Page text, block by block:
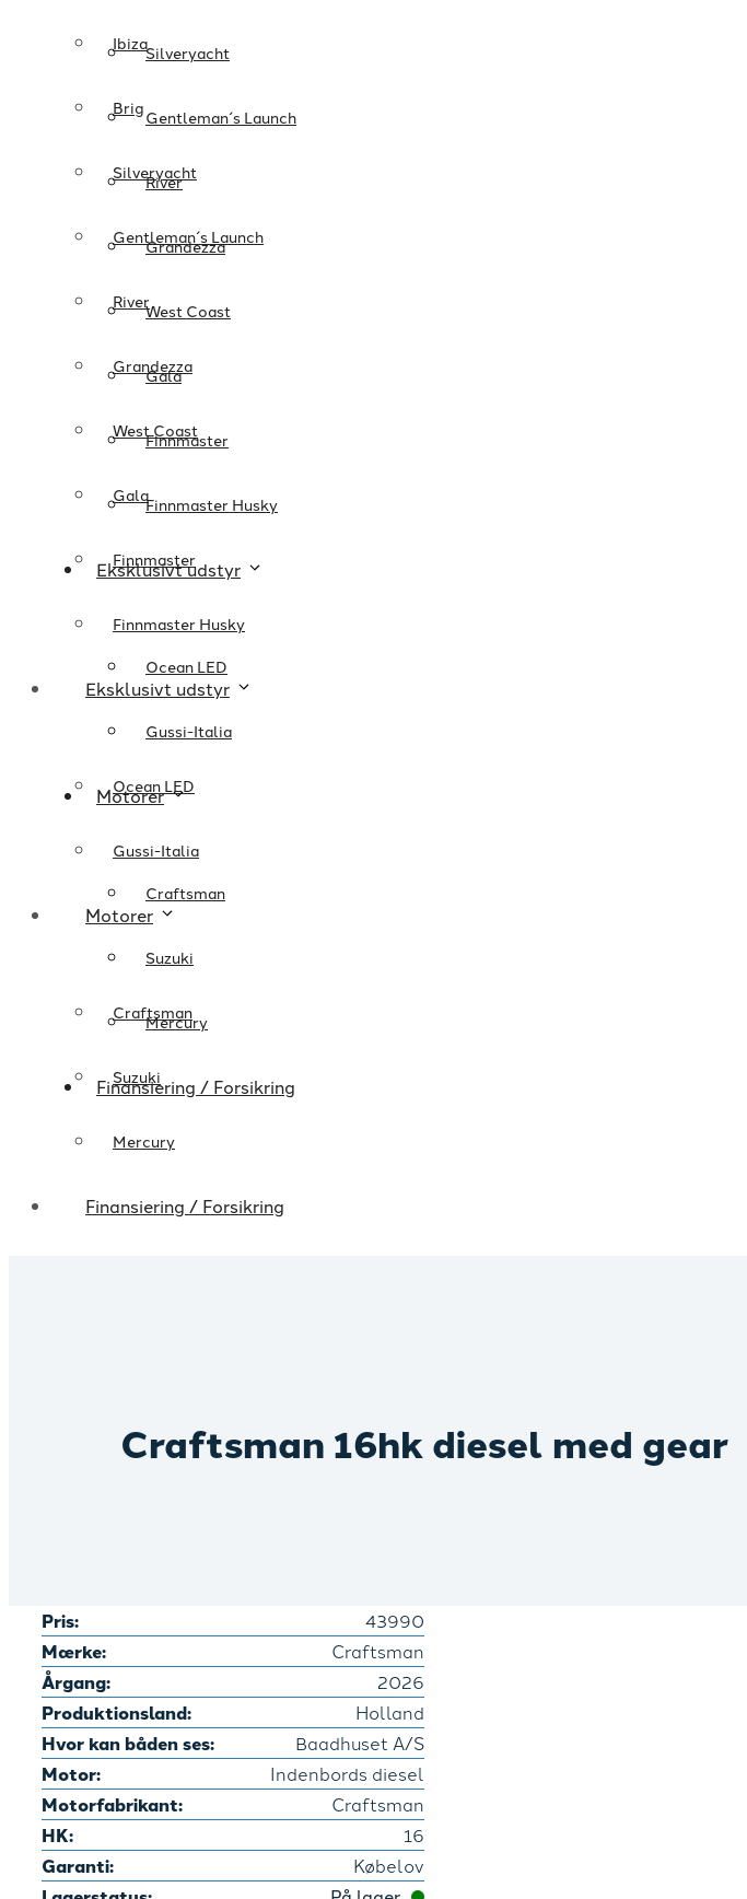
Silveryacht
Gentleman´s Launch
River
Grandezza
West Coast
Gala
Finnmaster
Finnmaster Husky
Eksklusivt udstyr
Ocean LED
Gussi-Italia
Motorer
Craftsman
Suzuki
Mercury
Finansiering / Forsikring
Ibiza
Brig
Silveryacht
Gentleman´s Launch
River
Grandezza
West Coast
Gala
Finnmaster
Finnmaster Husky
Eksklusivt udstyr
Ocean LED
Gussi-Italia
Motorer
Craftsman
Suzuki
Mercury
Finansiering / Forsikring
Craftsman 16hk diesel med gear
Pris: 43990
Mærke: Craftsman
Årgang: 2026
Produktionsland: Holland
Hvor kan båden ses: Baadhuset A/S
Motor: Indenbords diesel
Motorfabrikant: Craftsman
HK: 16
Garanti: Købelov